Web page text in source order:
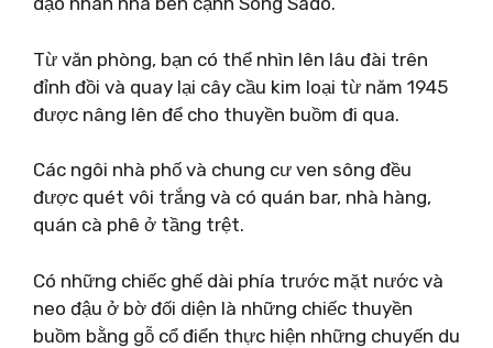
Từ văn phòng, bạn có thể nhìn lên lâu đài trên
đỉnh đồi và quay lại cây cầu kim loại từ năm 1945
được nâng lên để cho thuyền buồm đi qua.
Các ngôi nhà phố và chung cư ven sông đều
được quét vôi trắng và có quán bar, nhà hàng,
quán cà phê ở tầng trệt.
Có những chiếc ghế dài phía trước mặt nước và
neo đậu ở bờ đối diện là những chiếc thuyền
buồm bằng gỗ cổ điển thực hiện những chuyến du